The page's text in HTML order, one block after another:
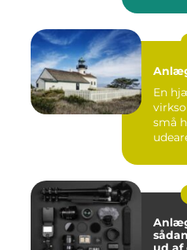
En hjælper både private og
små